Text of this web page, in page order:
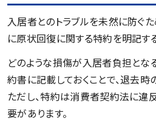
入居者とのトラブルを未然に防ぐ
に原状回復に関する特約を明記す
どのような損傷が入居者負担とな
約書に記載しておくことで、退去時
ただし、特約は消費者契約法に違
要があります。